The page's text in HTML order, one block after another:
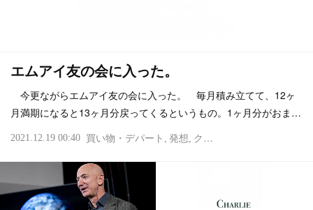
エムアイ友の会に入った。
今更ながらエムアイ友の会に入った。 毎月積み立てて、12ヶ
月満期になると13ヶ月分戻ってくるというもの。1ヶ月分がおま…
2021.12.19 00:40 買い物・デパート 発想 クレジットカード・マイル・ポイント